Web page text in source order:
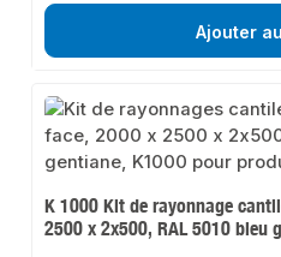
Ajouter
K 1000 Kit de rayonnage
2500 x 2x500, RAL 5010 bleu